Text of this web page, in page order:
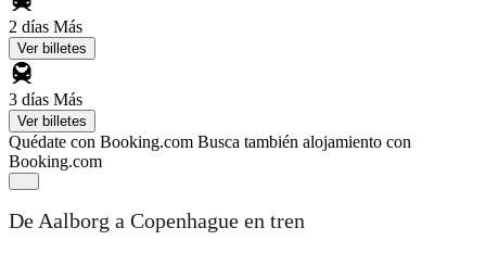
2 días Más
Ver billetes
3 días Más
Ver billetes
Quédate con Booking.com Busca también alojamiento con
Booking.com
De Aalborg a Copenhague en tren